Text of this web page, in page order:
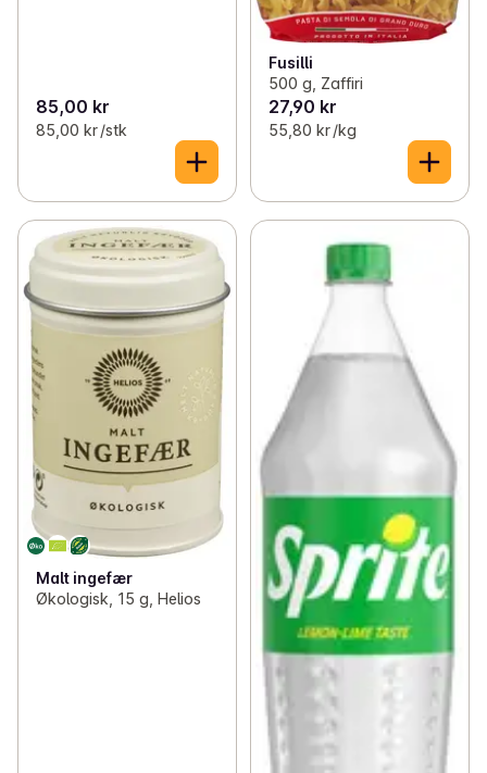
85,00 kr
85,00 kr /stk
Fusilli
500 g, Zaffiri
27,90 kr
55,80 kr /kg
Malt ingefær
Økologisk, 15 g, Helios